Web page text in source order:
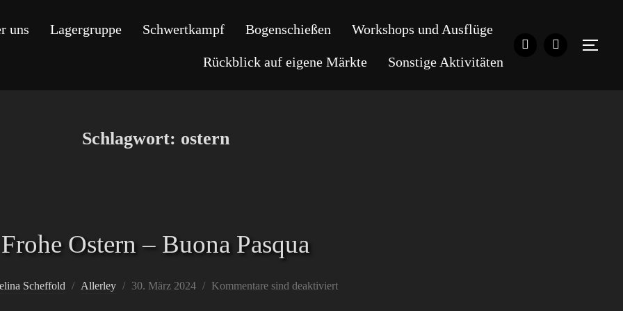
uns Lagergruppe Schwertkampf Bogenschießen Workshops und Ausflüge
Rückblick auf eigene Märkte Sonstige Aktivitäten
Schlagwort: ostern
Frohe Ostern – Buona Pasqua
Scheffold Allerley
Veröffentlicht
30. März 2024 Kommentare sind deaktiviert